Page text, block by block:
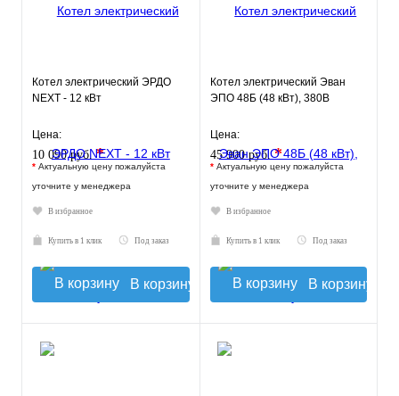
Котел электрический ЭРДО
NEXT - 12 кВт
Цена:
10 090 руб.*
* Актуальную цену пожалуйста
уточните у менеджера
В избранное
Купить в 1 клик Под заказ
В корзину
Котел электрический Эван
ЭПО 48Б (48 кВт), 380В
Цена:
45 900 руб.*
* Актуальную цену пожалуйста
уточните у менеджера
В избранное
Купить в 1 клик Под заказ
В корзину